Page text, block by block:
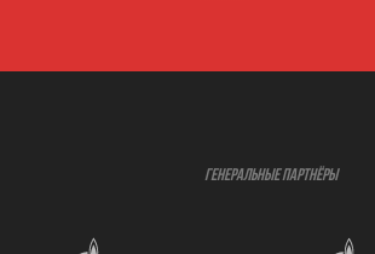
ГЕНЕРАЛЬНЫЕ ПАРТНЁРЫ